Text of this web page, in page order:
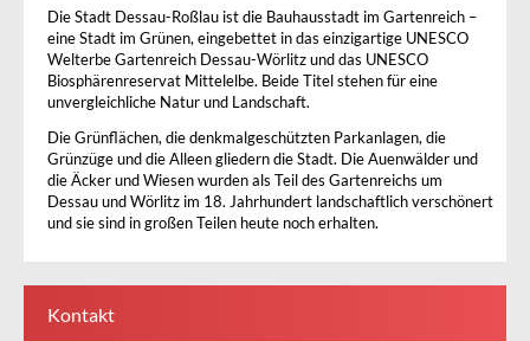
Die Stadt Dessau-Roßlau ist die Bauhausstadt im Gartenreich –
eine Stadt im Grünen, eingebettet in das einzigartige UNESCO
Welterbe Gartenreich Dessau-Wörlitz und das UNESCO
Biosphärenreservat Mittelelbe. Beide Titel stehen für eine
unvergleichliche Natur und Landschaft.
Die Grünflächen, die denkmalgeschützten Parkanlagen, die
Grünzüge und die Alleen gliedern die Stadt. Die Auenwälder und
die Äcker und Wiesen wurden als Teil des Gartenreichs um
Dessau und Wörlitz im 18. Jahrhundert landschaftlich verschönert
und sie sind in großen Teilen heute noch erhalten.
Kontakt